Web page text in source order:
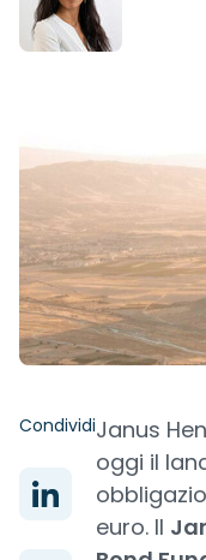
CondividiJanus
oggi il
euro. Il